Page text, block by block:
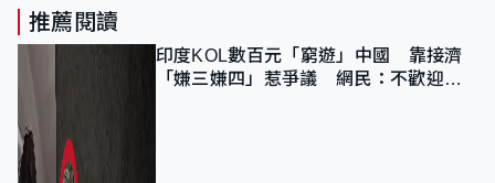
推薦閱讀
印度KOL數百元「窮遊」中國 靠接濟
「嫌三嫌四」惹爭議 網民：不歡迎劣